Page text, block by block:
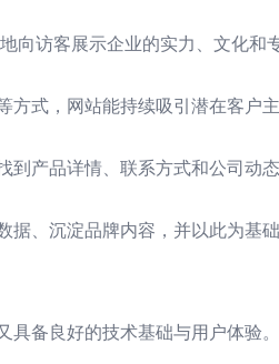
向访客展示企业的实力、文化和
方式，网站能持续吸引潜在客户
到产品详情、联系方式和公司动
、沉淀品牌内容，并以此为基础
备良好的技术基础与用户体验。